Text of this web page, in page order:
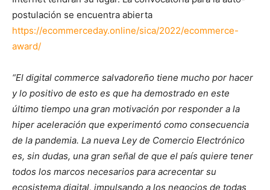
postulación se encuentra abierta
https://ecommerceday.online/sica/2022/ecommerce-
award/
“El digital commerce salvadoreño tiene mucho por hacer
y lo positivo de esto es que ha demostrado en este
último tiempo una gran motivación por responder a la
hiper aceleración que experimentó como consecuencia
de la pandemia. La nueva Ley de Comercio Electrónico
es, sin dudas, una gran señal de que el país quiere tener
todos los marcos necesarios para acrecentar su
ecosistema digital, impulsando a los negocios de todas